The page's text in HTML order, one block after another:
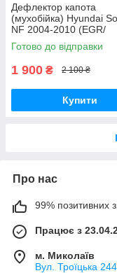
Дефлектор капота
(мухобійка) Hyundai
NF 2004-2010 (EGR/
Австралія)
Готово до відправки
1 900 ₴ 2 100 ₴
Купити
Про нас
99% позитивних з
Працює з
м. Миколаїв
Вул. Троїцька